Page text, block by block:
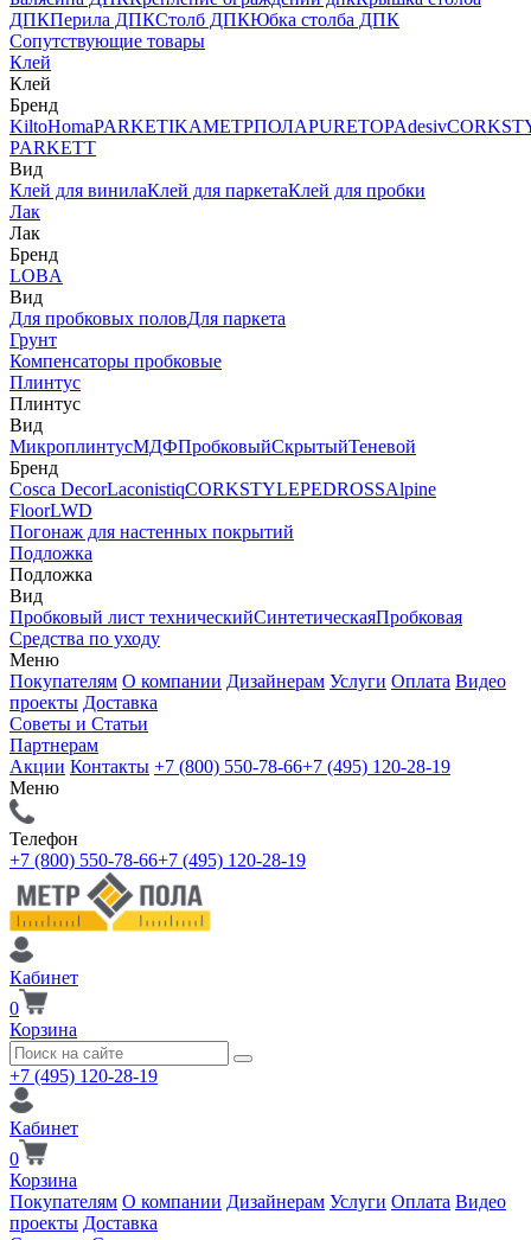
ДПКПерила ДПКСтолб ДПКЮбка столба ДПК
Сопутствующие товары
Клей
Клей
Бренд
KiltoHomaPARKETIKAМЕТРПОЛАPURETOPAdesiv
PARKETT
Вид
Клей для винилаКлей для паркетаКлей для пробки
Лак
Лак
Бренд
LOBA
Вид
Для пробковых половДля паркета
Грунт
Компенсаторы пробковые
Плинтус
Плинтус
Вид
МикроплинтусМДФПробковыйСкрытыйТеневой
Бренд
Cosca DecorLaconistiqCORKSTYLEPEDROSSAlpine
FloorLWD
Погонаж для настенных покрытий
Подложка
Подложка
Вид
Пробковый лист техническийСинтетическаяПробковая
Средства по уходу
Меню
Покупателям О компании Дизайнерам Услуги Оплата Видео
проекты Доставка
Советы и Статьи
Партнерам
Акции Контакты +7 (800) 550-78-66+7 (495) 120-28-19
Меню
Телефон
+7 (800) 550-78-66+7 (495) 120-28-19
Кабинет
0
Корзина
+7 (495) 120-28-19
Кабинет
0
Корзина
Покупателям О компании Дизайнерам Услуги Оплата Видео
проекты Доставка